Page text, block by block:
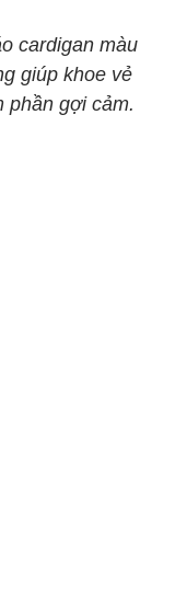
cardigan màu
giúp khoe vẻ
phần gợi cảm.